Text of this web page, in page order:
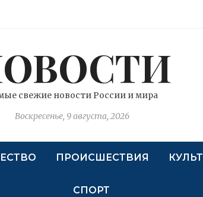
свежие новости России и мира
Воскресенье, 9 августа, 2026
ПРОИСШЕСТВИЯ КУЛЬТ
СПОРТ